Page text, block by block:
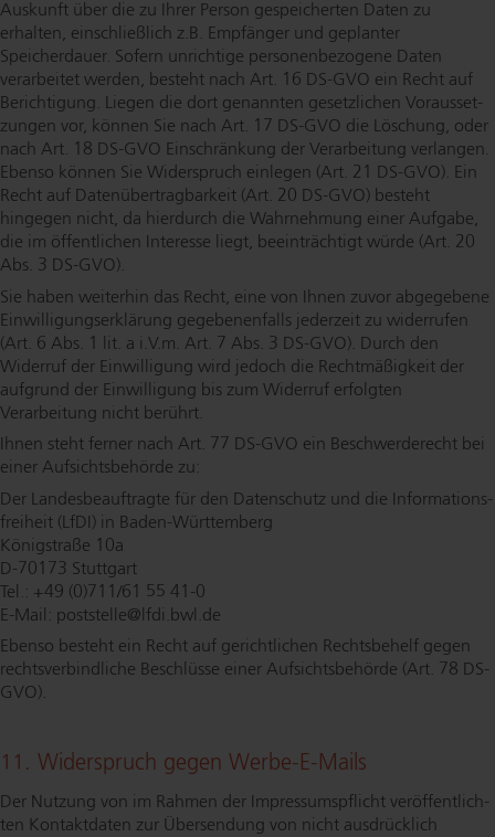
Auskunft über die zu Ihrer Person gespeicherten Daten zu
erhalten, ein­schlie­ß­lich z.B. Empfänger und geplanter
Speicherdauer. Sofern unrichtige per­so­nen­be­zo­ge­ne Daten
verarbeitet werden, besteht nach Art. 16 DS-GVO ein Recht auf
Berichtigung. Liegen die dort genannten gesetzlichen Vor­aus­set­
zun­gen vor, können Sie nach Art. 17 DS-GVO die Löschung, oder
nach Art. 18 DS-GVO Einschränkung der Verarbeitung verlangen.
Ebenso können Sie Widerspruch einlegen (Art. 21 DS-GVO). Ein
Recht auf Da­ten­über­trag­bar­keit (Art. 20 DS-GVO) besteht
hingegen nicht, da hierdurch die Wahrnehmung einer Aufgabe,
die im öffentlichen Interesse liegt, be­ein­träch­tigt würde (Art. 20
Abs. 3 DS-GVO).
Sie haben weiterhin das Recht, eine von Ihnen zuvor abgegebene
Ein­wil­li­gungs­er­klä­rung ge­ge­be­nen­falls jederzeit zu widerrufen
(Art. 6 Abs. 1 lit. a i.V.m. Art. 7 Abs. 3 DS-GVO). Durch den
Widerruf der Einwilligung wird jedoch die Recht­mä­ßig­keit der
aufgrund der Einwilligung bis zum Widerruf erfolgten
Verarbeitung nicht berührt.
Ihnen steht ferner nach Art. 77 DS-GVO ein Be­schwer­de­recht bei
einer Auf­sichts­be­hör­de zu:
Der Lan­des­be­auf­trag­te für den Datenschutz und die In­for­ma­ti­ons­
frei­heit (LfDI) in Ba­den-Würt­tem­berg
Königstraße 10a
D-70173 Stuttgart
Tel.: +49 (0)711/61 55 41-0
E-Mail: poststelle@​lfdi.​bwl.​de
Ebenso besteht ein Recht auf gerichtlichen Rechtsbehelf gegen
rechts­ver­bind­li­che Beschlüsse einer Auf­sichts­be­hör­de (Art. 78 DS-
GVO).
11. Widerspruch gegen Werbe-E-Mails
Der Nutzung von im Rahmen der Im­pres­sums­pflicht ver­öf­fent­lich­
ten Kontaktdaten zur Übersendung von nicht ausdrücklich